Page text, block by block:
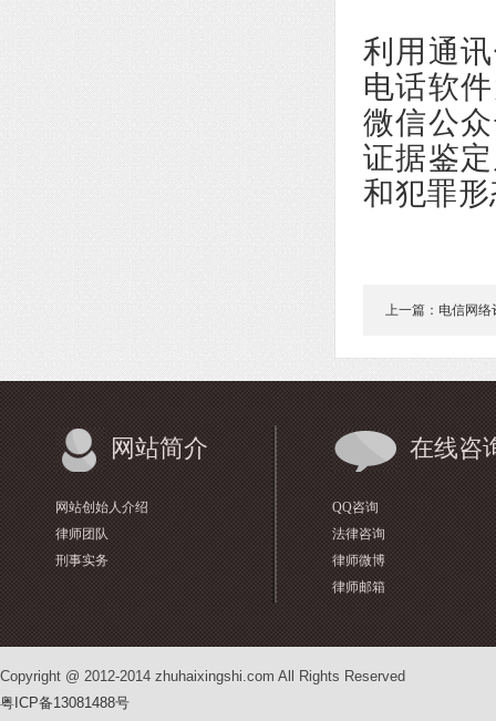
利用通
电话软
微信公
证据鉴
和犯罪
上一篇：电信网
网站简介
网站创始人介绍
律师团队
刑事实务
在线咨
QQ咨询
法律咨询
律师微博
律师邮箱
Copyright @ 2012-2014 zhuhaixingshi.com All Rights Reserved
粤ICP备13081488号